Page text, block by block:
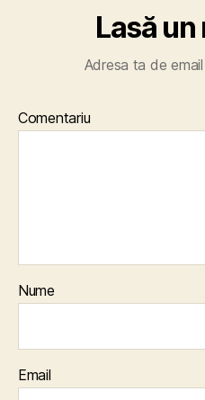
Lasă
Adresa ta de
Comentariu
Nume
Email